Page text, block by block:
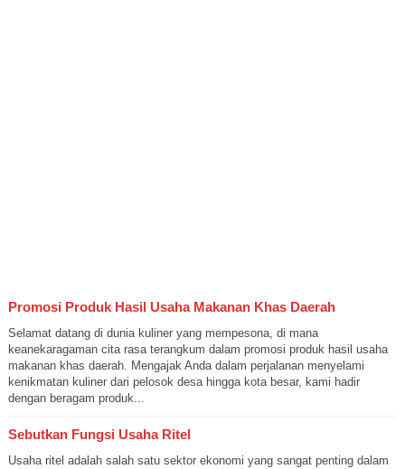
Promosi Produk Hasil Usaha Makanan Khas Daerah
Selamat datang di dunia kuliner yang mempesona, di mana
keanekaragaman cita rasa terangkum dalam promosi produk hasil usaha
makanan khas daerah. Mengajak Anda dalam perjalanan menyelami
kenikmatan kuliner dari pelosok desa hingga kota besar, kami hadir
dengan beragam produk...
Sebutkan Fungsi Usaha Ritel
Usaha ritel adalah salah satu sektor ekonomi yang sangat penting dalam